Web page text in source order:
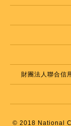
財團法人聯合信
© 2018 National